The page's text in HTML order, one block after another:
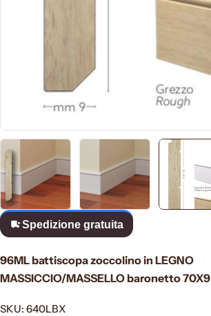
Spedizione gratuita
96ML battiscopa zoccolino in LEGNO
MASSICCIO/MASSELLO baronetto 70X9
SKU: 640LBX